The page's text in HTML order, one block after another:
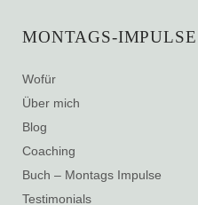
MONTAGS-IMPULSE
Wofür
Über mich
Blog
Coaching
Buch – Montags Impulse
Testimonials